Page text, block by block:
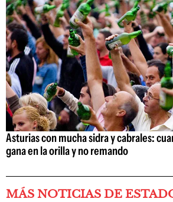
Asturias con mucha sidra y cabrales:
gana en la orilla y no remando
MÁS NOTICIAS DE